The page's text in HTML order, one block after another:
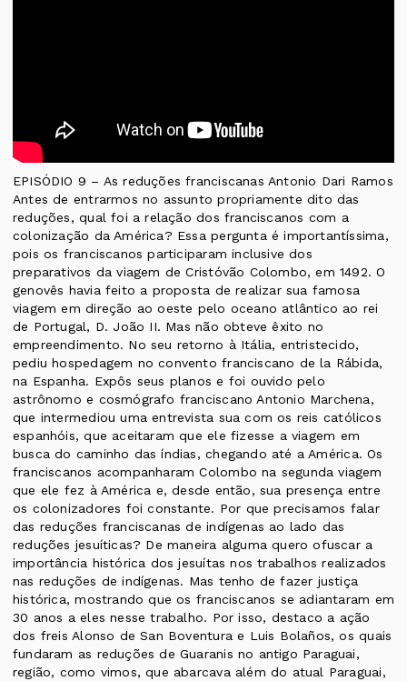
EPISÓDIO 9 – As reduções franciscanas Antonio Dari Ramos
Antes de entrarmos no assunto propriamente dito das
reduções, qual foi a relação dos franciscanos com a
colonização da América? Essa pergunta é importantíssima,
pois os franciscanos participaram inclusive dos
preparativos da viagem de Cristóvão Colombo, em 1492. O
genovês havia feito a proposta de realizar sua famosa
viagem em direção ao oeste pelo oceano atlântico ao rei
de Portugal, D. João II. Mas não obteve êxito no
empreendimento. No seu retorno à Itália, entristecido,
pediu hospedagem no convento franciscano de la Rábida,
na Espanha. Expôs seus planos e foi ouvido pelo
astrônomo e cosmógrafo franciscano Antonio Marchena,
que intermediou uma entrevista sua com os reis católicos
espanhóis, que aceitaram que ele fizesse a viagem em
busca do caminho das índias, chegando até a América. Os
franciscanos acompanharam Colombo na segunda viagem
que ele fez à América e, desde então, sua presença entre
os colonizadores foi constante. Por que precisamos falar
das reduções franciscanas de indígenas ao lado das
reduções jesuíticas? De maneira alguma quero ofuscar a
importância histórica dos jesuítas nos trabalhos realizados
nas reduções de indígenas. Mas tenho de fazer justiça
histórica, mostrando que os franciscanos se adiantaram em
30 anos a eles nesse trabalho. Por isso, destaco a ação
dos freis Alonso de San Boventura e Luis Bolaños, os quais
fundaram as reduções de Guaranis no antigo Paraguai,
região, como vimos, que abarcava além do atual Paraguai,